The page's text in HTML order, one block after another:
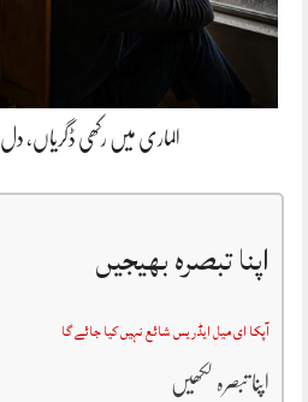
الماری میں رکھی ڈگریاں،
اپنا تبصرہ بھیجیں
آپکا ای میل ایڈریس شائع نہیں کیا جائے گا
اپنا تبصرہ لکھیں